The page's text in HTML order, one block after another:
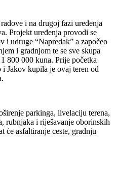
i na drugoj fazi uređenja
Projekt uređenja provodi se
i udruge “Napredak” a započeo
i gradnjom te se sve skupa
800 000 kuna. Prije početka
Jakov kupila je ovaj teren od
parkinga, livelaciju terena,
rubnjaka i riješavanje oborinskih
će asfaltiranje ceste, gradnju